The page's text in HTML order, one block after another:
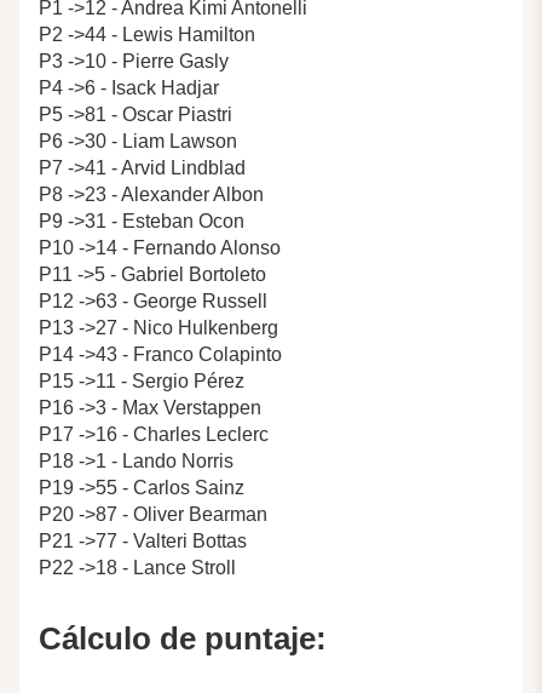
P1 ->12 - Andrea Kimi Antonelli
P2 ->44 - Lewis Hamilton
P3 ->10 - Pierre Gasly
P4 ->6 - Isack Hadjar
P5 ->81 - Oscar Piastri
P6 ->30 - Liam Lawson
P7 ->41 - Arvid Lindblad
P8 ->23 - Alexander Albon
P9 ->31 - Esteban Ocon
P10 ->14 - Fernando Alonso
P11 ->5 - Gabriel Bortoleto
P12 ->63 - George Russell
P13 ->27 - Nico Hulkenberg
P14 ->43 - Franco Colapinto
P15 ->11 - Sergio Pérez
P16 ->3 - Max Verstappen
P17 ->16 - Charles Leclerc
P18 ->1 - Lando Norris
P19 ->55 - Carlos Sainz
P20 ->87 - Oliver Bearman
P21 ->77 - Valteri Bottas
P22 ->18 - Lance Stroll
Cálculo de puntaje: